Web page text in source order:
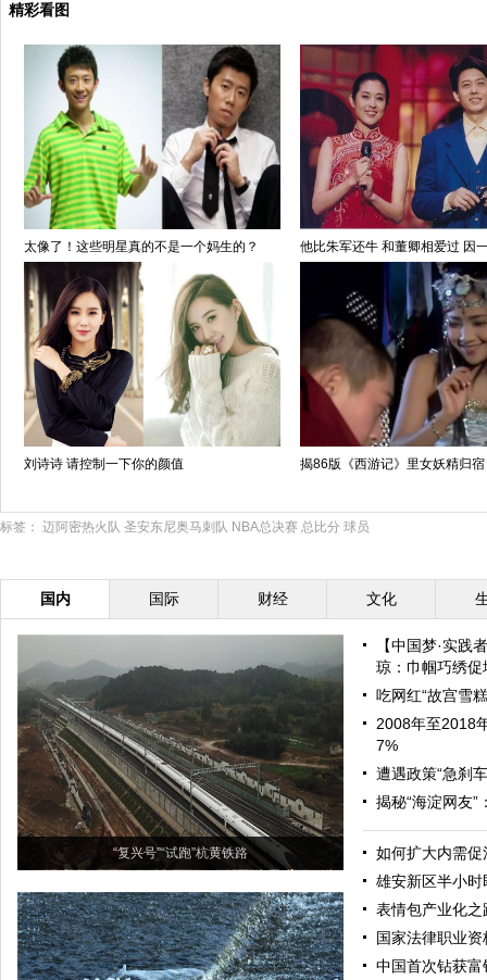
精彩看图
太像了！这些明星真的不是一个妈生的？ 他比朱军还牛 和董卿相爱过 因
刘诗诗 请控制一下你的颜值 揭86版《西游记》里女妖精归
标签： 迈阿密热火队 圣安东尼奥马刺队 NBA总决赛 总比分 球员
国内 国际 财经 文化
“复兴号”“试跑”杭黄铁路
【中国梦·实践
琼：巾帼巧绣促
吃网红“故宫雪
2008年至2018
7%
遭遇政策“急刹
揭秘“海淀网友
如何扩大内需促
雄安新区半小
表情包产业化
国家法律职业
中国首次钻获